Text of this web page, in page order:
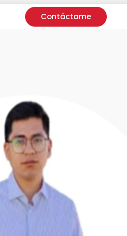
Contáctame